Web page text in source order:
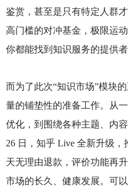
鉴赏，甚至是只有特定人群
高门槛的对冲基金，极限运
你都能找到知识服务的提供
而为了此次“知识市场”模块
量的铺垫性的准备工作。从
优化，到围绕各种主题、内
26 日，知乎 Live 全新升级
天无理由退款，评价功能再
市场的长久、健康发展。可